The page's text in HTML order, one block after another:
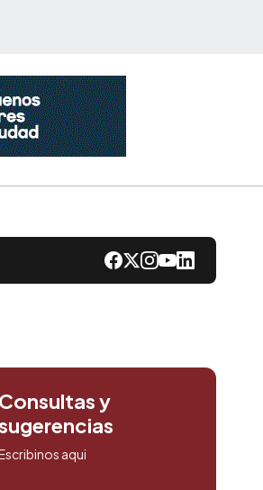
Consultas y
aqui